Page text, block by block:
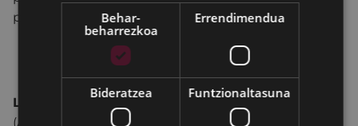
pote handi bat.
Berritu zure arropa elikadura-hondakinetatik
sortutako tindu naturalaren bidez
Lekua:
Portalea (A Tailerra) – Bista-Eder 10, Eibar
(Ardilanak)
Behar-
beharrezkoa
Errendimendua
Bideratzea Funtzionaltasuna